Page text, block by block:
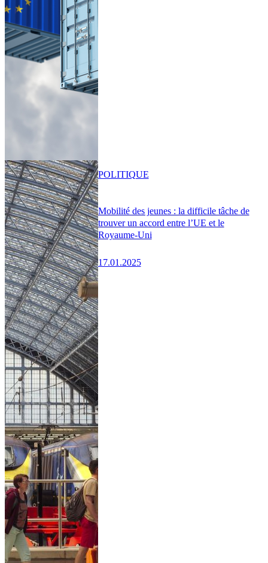
Mobilité des jeunes : la difficile tâche de
trouver un accord entre l’UE et le
Royaume-Uni
17.01.2025
POLITIQUE